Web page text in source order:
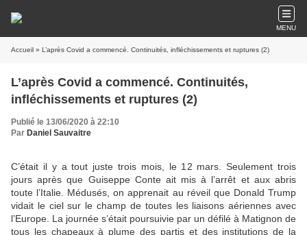
MENU
Accueil » L’après Covid a commencé. Continuités, infléchissements et ruptures (2)
L’après Covid a commencé. Continuités,
infléchissements et ruptures (2)
Publié le 13/06/2020 à 22:10
Par Daniel Sauvaitre
C’était il y a tout juste trois mois, le 12 mars. Seulement trois
jours après que Guiseppe Conte ait mis à l’arrêt et aux abris
toute l’Italie. Médusés, on apprenait au réveil que Donald Trump
vidait le ciel sur le champ de toutes les liaisons aériennes avec
l’Europe. La journée s’était poursuivie par un défilé à Matignon de
tous les chapeaux à plume des partis et des institutions de la